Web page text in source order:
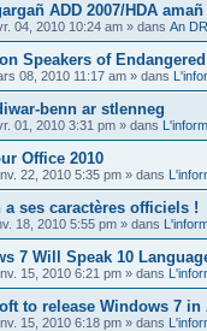
ADD 2007/HDA amañ
04, 2010 10:24 am » dans An
Speakers of
08, 2010 11:17 am » dans
benn ar stlenneg
01, 2010 3:31 pm » dans
Office 2010
22, 2010 5:35 pm » dans
a ses caractères officiels !
18, 2010 5:55 pm » dans
7 Will Speak 10
15, 2010 6:21 pm » dans
to release Windows 7 in
15, 2010 6:18 pm » dans